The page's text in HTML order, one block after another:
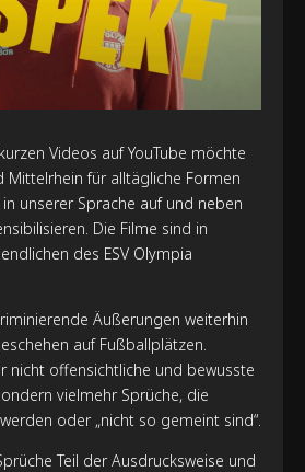
Videos auf YouTube möchte
Mittelrhein für alltägliche Formen
unserer Sprache auf und neben
Die Filme sind in
des ESV Olympia
Äußerungen weiterhin
auf Fußballplätzen.
nicht offensichtliche und bewusste
vielmehr Sprüche, die
oder „nicht so gemeint sind“.
Teil der Ausdrucksweise und